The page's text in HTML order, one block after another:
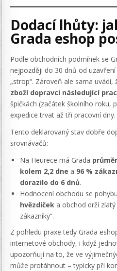
Dodací lhůty:
Grada eshop
Podle obchodních podmínek se
nejpozději do 30 dnů od
„strop“. Zároveň ale sama uvádí,
zboží dopravci následující
špičkách (začátek školního roku,
expedice trvat až tři pracovní dny.
Tento deklarovaný stav dobře
srovnávačů:
Na Heurece má Grada
kolem 2,2 dne a 96 %
dorazilo do 6 dnů.
Hodnocení obchodu se
hvězdiček a obchod drží
zákazníky“.
Z pohledu praxe tedy Grada
internetové obchody, i když
upozorňují na to, že ve
může protáhnout – typicky při